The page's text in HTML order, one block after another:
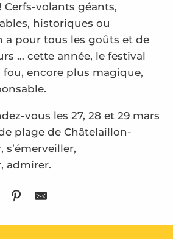
Cerfs-volants géants,
historiques ou
a pour tous les goûts et de
… cette année, le festival
fou, encore plus magique,
vous les 27, 28 et 29 mars
plage de Châtelaillon-
s’émerveiller,
admirer.